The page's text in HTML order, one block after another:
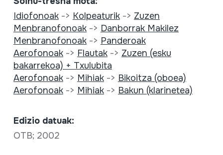
Idiofonoak-> Kolpeaturik-> Zuzen
Menbranofonoak-> Danborrak Makilez
Menbranofonoak-> Panderoak
Aerofonoak-> Flautak-> Zuzen (esku
bakarrekoa) + Txulubita
Aerofonoak-> Mihiak-> Bikoitza (oboea)
Aerofonoak-> Mihiak-> Bakun (klarinetea)
Edizio datuak:
OTB; 2002